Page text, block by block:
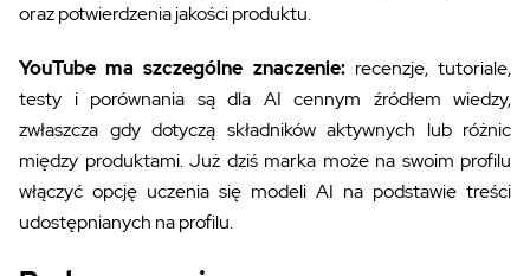
oraz potwierdzenia jakości produktu.
YouTube ma szczególne znaczenie:recenzje, tutoriale,
testy i porównania są dla AI cennym źródłem wiedzy,
zwłaszcza gdy dotyczą składników aktywnych lub różnic
między produktami. Już dziś marka może na swoim profilu
włączyć opcję uczenia się modeli AI na podstawie treści
udostępnianych na profilu.